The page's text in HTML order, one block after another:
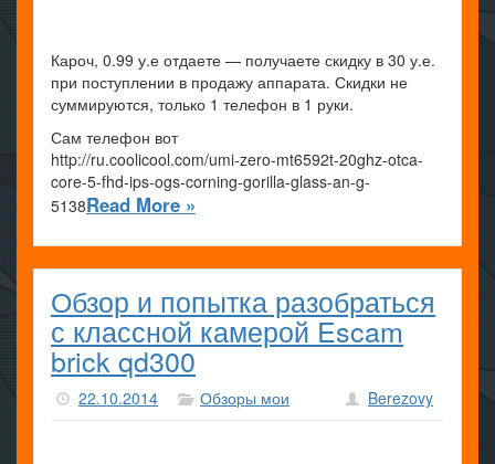
Кароч, 0.99 у.е отдаете — получаете скидку в 30 у.е.
при поступлении в продажу аппарата. Скидки не
суммируются, только 1 телефон в 1 руки.
Сам телефон вот
http://ru.coolicool.com/umi-zero-mt6592t-20ghz-otca-
core-5-fhd-ips-ogs-corning-gorilla-glass-an-g-
5138Read More »
Обзор и попытка разобраться
с классной камерой Escam
brick qd300
22.10.2014 Обзоры мои Berezovy